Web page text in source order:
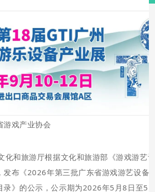
游戏产业协会
化和旅游厅根据文化和旅游部《游戏游艺
发布《2026年第三批广东省游戏游艺设备
录》的公示，公示期为2026年5月8日至5